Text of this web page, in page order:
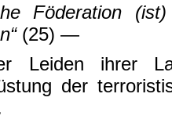
Föderation
(25) —
Leiden ihrer
der